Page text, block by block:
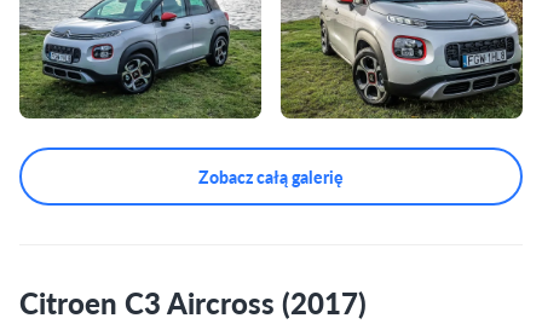
Zobacz całą galerię
Citroen C3 Aircross (2017)